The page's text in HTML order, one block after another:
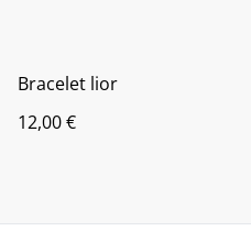
Bracelet lior
12,00 €